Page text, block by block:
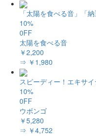
「太陽を食べる音」「
10%
0FF
太陽を食べる音
￥2,200
⇒ ￥1,980
スピーディー！エキサ
10%
0FF
ウボンゴ
￥5,280
⇒ ￥4,752